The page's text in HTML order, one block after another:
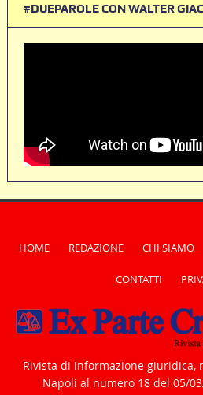
#DUEPAROLE CON WALTER
HOME REDAZIONE CHI SIAMO
CONTATTI
Rivista di informazione giuridica,
Napoli al numero 18 del 05/